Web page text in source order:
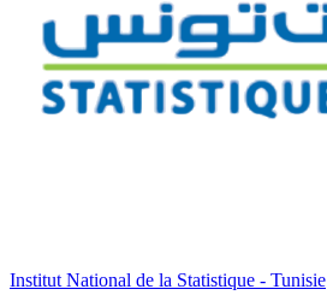
Institut National de la Statistique - Tunisie